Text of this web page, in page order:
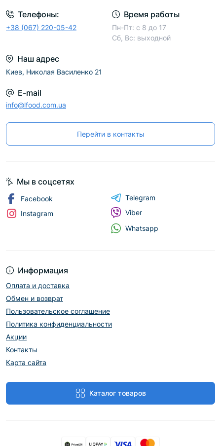
Телефоны:
+38 (067) 220-05-42
Время работы
Пн-Пт: с 8 до 17
Сб, Вс: выходной
Наш адрес
Киев, Николая Василенко 21
E-mail
info@lfood.com.ua
Перейти в контакты
Информация
Оплата и доставка
Обмен и возврат
Пользовательское соглашение
Политика конфиденциальности
Акции
Контакты
Карта сайта
Каталог товаров
Мы в соцсетях
Facebook
Instagram
Telegram
Viber
Whatsapp